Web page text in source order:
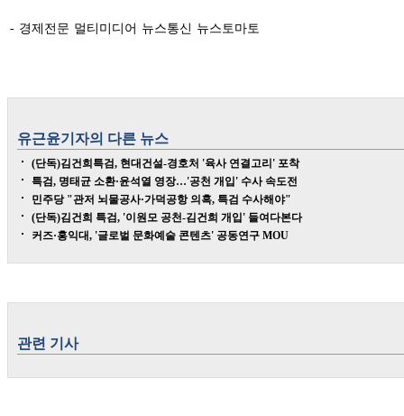
- 경제전문 멀티미디어 뉴스통신 뉴스토마토
유근윤기자의 다른 뉴스
(단독)김건희특검, 현대건설-경호처 '육사 연결고리' 포착
특검, 명태균 소환·윤석열 영장…'공천 개입' 수사 속도전
민주당 "관저 뇌물공사·가덕공항 의혹, 특검 수사해야"
(단독)김건희 특검, '이원모 공천-김건희 개입' 들여다본다
커즈·홍익대, '글로벌 문화예술 콘텐츠' 공동연구 MOU
관련 기사